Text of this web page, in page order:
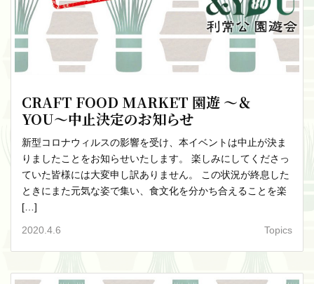
CRAFT FOOD MARKET 園遊 〜＆
YOU〜中止決定のお知らせ
新型コロナウィルスの影響を受け、本イベントは中止が決ま
りましたことをお知らせいたします。 楽しみにしてくださっ
ていた皆様には大変申し訳ありません。 この状況が終息した
ときにまた元気な姿で集い、食文化を分かち合えることを楽
[…]
2020.4.6 Topics